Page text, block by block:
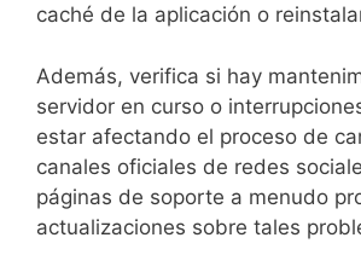
caché de la aplicación o
Además, verifica si hay
servidor en curso o
estar afectando el proceso de
canales oficiales de redes
páginas de soporte a menudo
actualizaciones sobre tales